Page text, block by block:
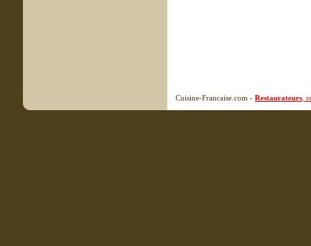
Cuisine-Francaise.com - Restaurateurs ,